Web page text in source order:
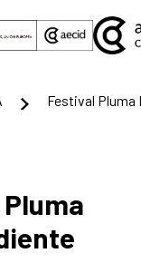
principal
Festival Pluma